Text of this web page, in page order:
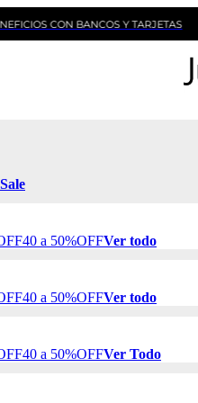
CON BANCOS Y TARJETAS
40 a 50%OFFVer todo
40 a 50%OFFVer todo
40 a 50%OFFVer Todo